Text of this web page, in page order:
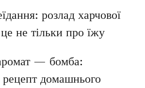
розлад харчової
не тільки про їжу
— бомба:
домашнього